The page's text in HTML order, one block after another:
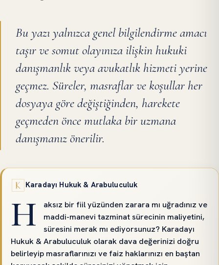
Bu yazı yalnızca genel bilgilendirme amacı
taşır ve somut olayınıza ilişkin hukuki
danışmanlık veya avukatlık hizmeti yerine
geçmez. Süreler, masraflar ve koşullar her
dosyaya göre değiştiğinden, harekete
geçmeden önce mutlaka bir uzmana
danışmanız önerilir.
Karadayı Hukuk & Arabuluculuk
H
aksız bir fiil yüzünden zarara mı uğradınız ve
maddi-manevi tazminat sürecinin maliyetini,
süresini merak mı ediyorsunuz? Karadayı
Hukuk & Arabuluculuk olarak dava değerinizi doğru
belirleyip masraflarınızı ve faiz haklarınızı en baştan